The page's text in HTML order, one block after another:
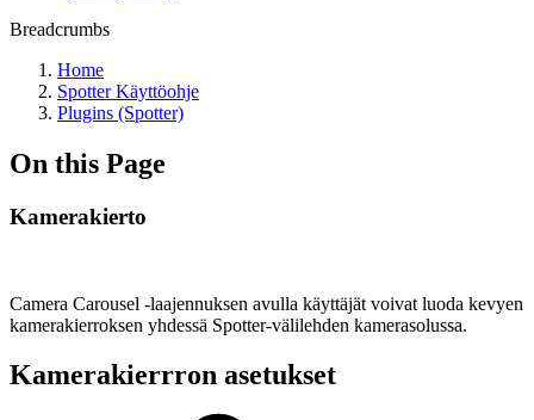
Breadcrumbs
Home
Spotter Käyttöohje
Plugins (Spotter)
On this Page
Kamerakierto
Camera Carousel -laajennuksen avulla käyttäjät voivat luoda kevyen
kamerakierroksen yhdessä Spotter-välilehden kamerasolussa.
Kamerakierrron asetukset